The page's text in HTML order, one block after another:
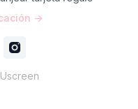
->